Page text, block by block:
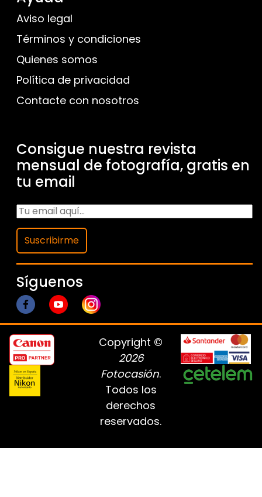
Aviso legal
Términos y condiciones
Quienes somos
Política de privacidad
Contacte con nosotros
Consigue nuestra revista
mensual de fotografía, gratis en
tu email
Suscribirme
Síguenos
Copyright ©
2026
Fotocasión.
Todos los
derechos
reservados.